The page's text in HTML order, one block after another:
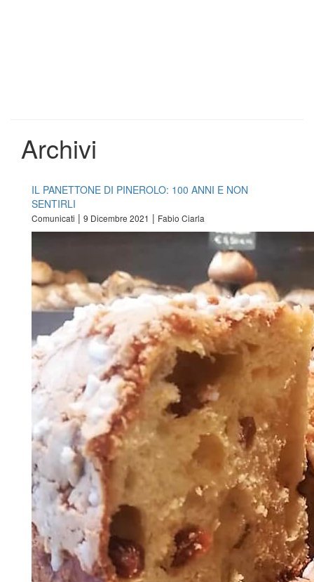
Archivi
IL PANETTONE DI PINEROLO: 100 ANNI E NON
SENTIRLI
Comunicati | 9 Dicembre 2021 | Fabio Ciarla